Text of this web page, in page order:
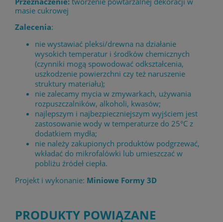
masie cukrowej
Zalecenia:
nie wystawiać pleksi/drewna na działanie
wysokich temperatur i środków chemicznych
(czynniki mogą spowodować odkształcenia,
uszkodzenie powierzchni czy też naruszenie
struktury materiału);
nie zalecamy mycia w zmywarkach, używania
rozpuszczalników, alkoholi, kwasów;
najlepszym i najbezpieczniejszym wyjściem jest
zastosowanie wody w temperaturze do 25°C z
dodatkiem mydła;
nie należy zakupionych produktów podgrzewać,
wkładać do mikrofalówki lub umieszczać w
pobliżu źródeł ciepła.
Projekt i wykonanie: Miniowe Formy 3D
PRODUKTY POWIĄZANE